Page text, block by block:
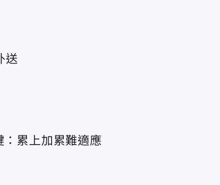
送
累上加累難適應